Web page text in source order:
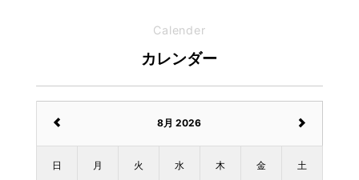
Calender
カレンダー
8月 2026
日 月 火 水 木 金 土